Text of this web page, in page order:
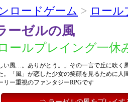
ロードゲーム > ロー
ーゼルの風
ールプレイング一休
い風…。ありがとう。」その一言で丘に吹く
。「風」が恋した少女の笑顔を見るために人
リー重視のファンタジーRPGです